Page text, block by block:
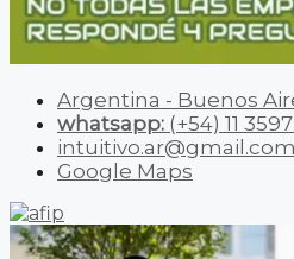
Argentina - Buenos
whatsapp: (+54) 11
intuitivo.ar@gmail.com
Google Maps